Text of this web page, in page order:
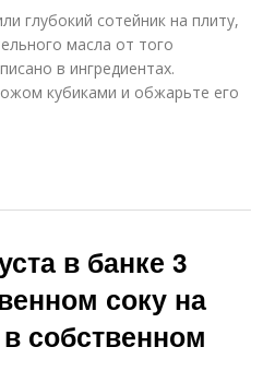
глубокий сотейник на плиту,
масла от того
в ингредиентах.
кубиками и обжарьте его
в банке 3
соку на
собственном